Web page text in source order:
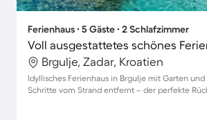
Ferienhaus ∙ 5 Gäste ∙ 2 Schlafzimmer
Brgulje, Zadar, Kroatien
Idyllisches Ferienhaus in Brgulje mit Garten
Schritte vom Strand entfernt – der perfekte